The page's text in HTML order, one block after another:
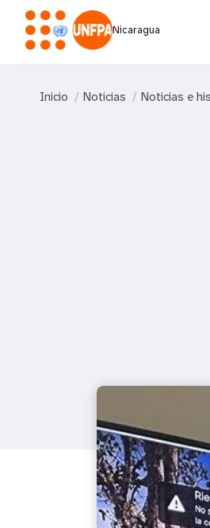
Nicaragua
Inicio Noticias Noticias e